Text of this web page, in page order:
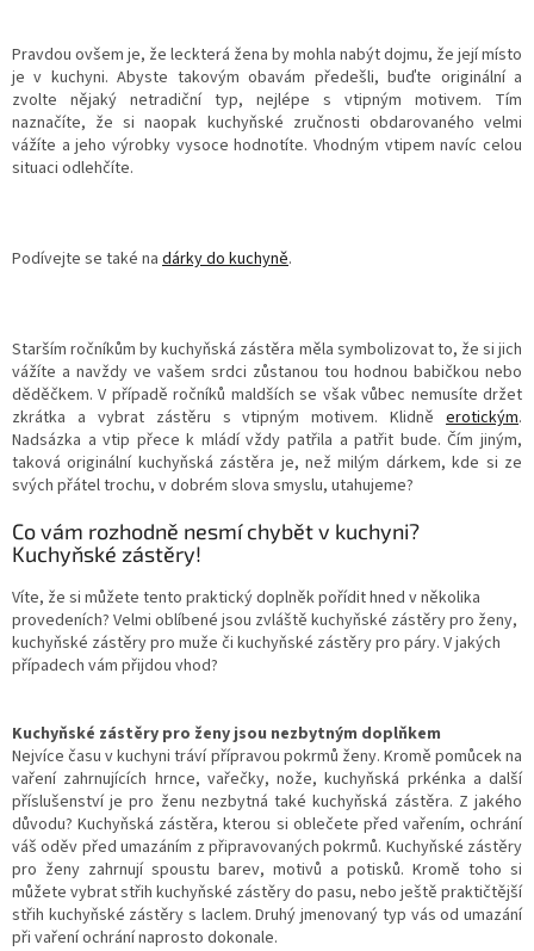
Pravdou ovšem je, že leckterá žena by mohla nabýt dojmu, že její místo
je v kuchyni. Abyste takovým obavám předešli, buďte originální a
zvolte nějaký netradiční typ, nejlépe s vtipným motivem. Tím
naznačíte, že si naopak kuchyňské zručnosti obdarovaného velmi
vážíte a jeho výrobky vysoce hodnotíte. Vhodným vtipem navíc celou
situaci odlehčíte.
Podívejte se také na dárky do kuchyně.
Starším ročníkům by kuchyňská zástěra měla symbolizovat to, že si jich
vážíte a navždy ve vašem srdci zůstanou tou hodnou babičkou nebo
děděčkem. V případě ročníků maldších se však vůbec nemusíte držet
zkrátka a vybrat zástěru s vtipným motivem. Klidně erotickým.
Nadsázka a vtip přece k mládí vždy patřila a patřit bude. Čím jiným,
taková originální kuchyňská zástěra je, než milým dárkem, kde si ze
svých přátel trochu, v dobrém slova smyslu, utahujeme?
Co vám rozhodně nesmí chybět v kuchyni?
Kuchyňské zástěry!
Víte, že si můžete tento praktický doplněk pořídit hned v několika
provedeních? Velmi oblíbené jsou zvláště kuchyňské zástěry pro ženy,
kuchyňské zástěry pro muže či kuchyňské zástěry pro páry. V jakých
případech vám přijdou vhod?
Kuchyňské zástěry pro ženy jsou nezbytným doplňkem
Nejvíce času v kuchyni tráví přípravou pokrmů ženy. Kromě pomůcek na
vaření zahrnujících hrnce, vařečky, nože, kuchyňská prkénka a další
příslušenství je pro ženu nezbytná také kuchyňská zástěra. Z jakého
důvodu? Kuchyňská zástěra, kterou si oblečete před vařením, ochrání
váš oděv před umazáním z připravovaných pokrmů. Kuchyňské zástěry
pro ženy zahrnují spoustu barev, motivů a potisků. Kromě toho si
můžete vybrat střih kuchyňské zástěry do pasu, nebo ještě praktičtější
střih kuchyňské zástěry s laclem. Druhý jmenovaný typ vás od umazání
při vaření ochrání naprosto dokonale.